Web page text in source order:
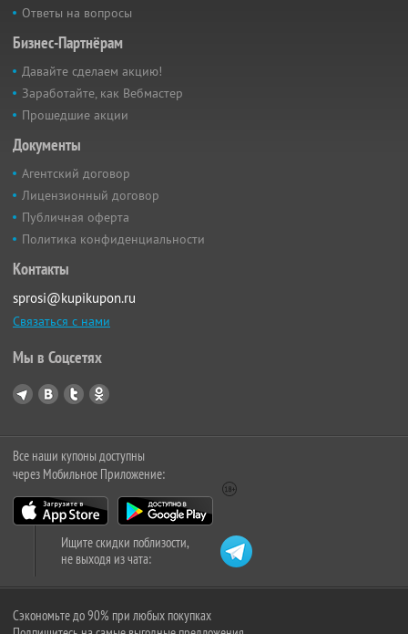
Ответы на вопросы
Бизнес-Партнёрам
Давайте сделаем акцию!
Заработайте, как Вебмастер
Прошедшие акции
Документы
Агентский договор
Лицензионный договор
Публичная оферта
Политика конфиденциальности
Контакты
sprosi@kupikupon.ru
Связаться с нами
Мы в Соцсетях
Все наши купоны доступны
через Мобильное Приложение:
Ищите скидки поблизости,
не выходя из чата:
Сэкономьте до 90% при любых покупках